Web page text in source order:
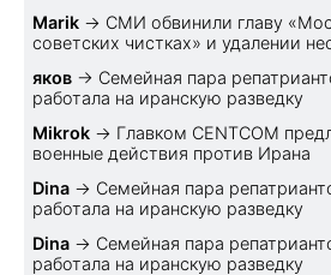
Marik → СМИ обвинили главу
советских чистках» и удалении
яков → Семейная пара
работала на иранскую разведку
Mikrok → Главком CENTCOM
военные действия против Ирана
Dina → Семейная пара
работала на иранскую разведку
Dina → Семейная пара
работала на иранскую разведку